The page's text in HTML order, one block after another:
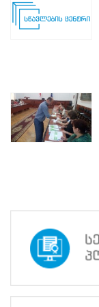
ნორმატიული
სტრატეგიული
სანდოობის
რისკების
მართვის
გეგმა
მიღწევები
ხარისხის
პოლიტიკა
სიახლეები
სასწავლო